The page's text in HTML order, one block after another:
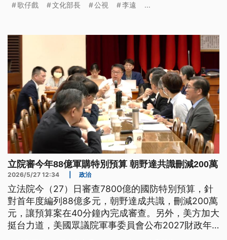
媒體的營運經費，多為台灣公視的10幾倍甚至數10
歌仔戲 文化部長 公視 李遠 ...
立院審今年88億軍購特別預算 朝野達共識刪減200萬
2026/5/27 12:34 政治
立法院今（27）日審查7800億的國防特別預算，針
對首年度編列88億多元，朝野達成共識，刪減200萬
元，讓預算案在40分鐘內完成審查。另外，美方加大
挺台力道，美國眾議院軍事委員會公布2027財政年